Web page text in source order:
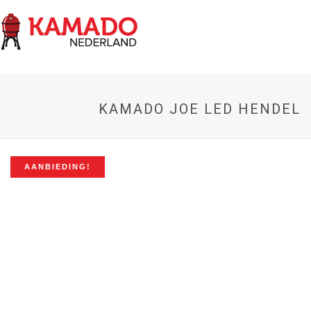
KAMADO JOE LED HENDEL
AANBIEDING!